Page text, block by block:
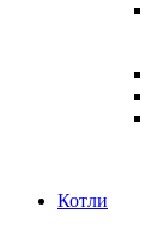
Котли